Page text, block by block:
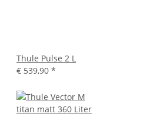
Thule Pulse 2 L
€ 539,90 *